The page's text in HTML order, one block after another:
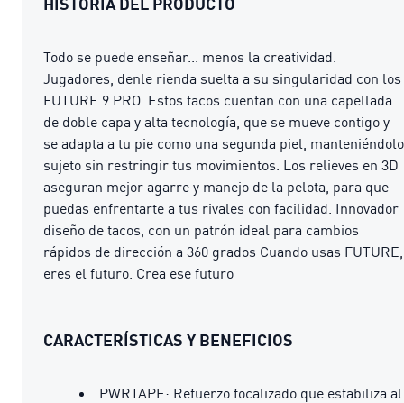
Todo se puede enseñar... menos la creatividad.
Jugadores, denle rienda suelta a su singularidad con los
FUTURE 9 PRO. Estos tacos cuentan con una capellada
de doble capa y alta tecnología, que se mueve contigo y
se adapta a tu pie como una segunda piel, manteniéndolo
sujeto sin restringir tus movimientos. Los relieves en 3D
aseguran mejor agarre y manejo de la pelota, para que
puedas enfrentarte a tus rivales con facilidad. Innovador
diseño de tacos, con un patrón ideal para cambios
rápidos de dirección a 360 grados Cuando usas FUTURE,
eres el futuro. Crea ese futuro
CARACTERÍSTICAS Y BENEFICIOS
PWRTAPE: Refuerzo focalizado que estabiliza al